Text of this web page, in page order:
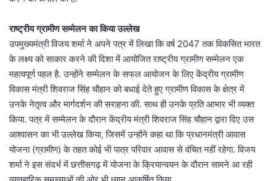
राष्ट्रीय ग्रामीण सम्मेलन का किया उल्लेख
उपमुख्यमंत्री विजय शर्मा ने अपने पत्र में लिखा कि वर्ष 2047 तक विकसित भारत
के लक्ष्य को साकार करने की दिशा में आयोजित राष्ट्रीय ग्रामीण सम्मेलन एक
महत्वपूर्ण पहल है. उन्होंने सम्मेलन के सफल आयोजन के लिए केंद्रीय ग्रामीण
विकास मंत्री शिवराज सिंह चौहान को बधाई देते हुए ग्रामीण विकास के क्षेत्र में
उनके नेतृत्व और मार्गदर्शन की सराहना की. साथ ही उनके प्रति आभार भी व्यक्त
किया. पत्र में सम्मेलन के दौरान केंद्रीय मंत्री शिवराज सिंह चौहान द्वारा दिए उस
आश्वासन का भी उल्लेख किया, जिसमें उन्होंने कहा था कि प्रधानमंत्री आवास
योजना (ग्रामीण) के तहत कोई भी पात्र परिवार आवास से वंचित नहीं रहेगा. विजय
शर्मा ने इस संदर्भ में छत्तीसगढ़ में योजना के क्रियान्वयन के दौरान सामने आ रही